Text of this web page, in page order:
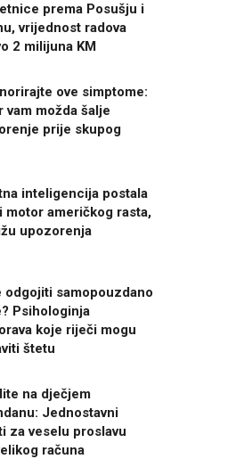
prema Posušju i
vrijednost radova
2 milijuna KM
ove simptome:
vam možda šalje
prije skupog
inteligencija postala
motor američkog rasta,
upozorenja
odgojiti samopouzdano
Psihologinja
koje riječi mogu
štetu
na dječjem
Jednostavni
za veselu proslavu
računa